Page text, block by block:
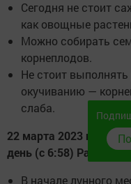
Сегодня не стоит
как овощные
Можно собирать
корнеплодов.
Не стоит
окучиванию —
слаба.
22 марта 2023 года,
день (с 6:58)
В начале лунного